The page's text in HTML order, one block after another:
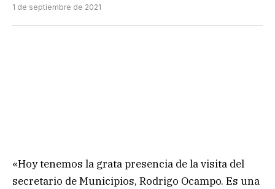
1 de septiembre de 2021
«Hoy tenemos la grata presencia de la visita del
secretario de Municipios, Rodrigo Ocampo. Es una